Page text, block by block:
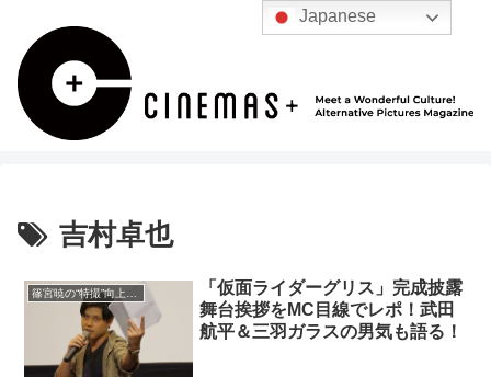
吉村卓也
「仮面ライダーグリス」完成披露
舞台挨拶をMC目線でレポ！武田
航平＆三羽ガラスの男気も語る！
Japanese